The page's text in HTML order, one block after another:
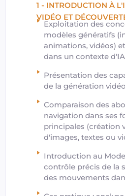
1 - INTRODUCTION À
VIDÉO ET
Exploitation des
modèles génératifs
animations, vidéos)
dans un contexte d'IA
Présentation des
de la génération
Comparaison des
navigation dans ses
principales (création
d'images, textes ou
Introduction au
contrôle précis de la
des mouvements